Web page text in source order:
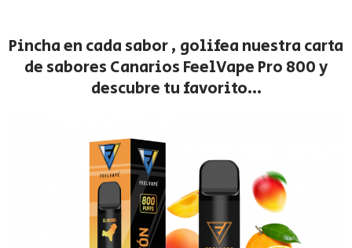
Pincha en cada sabor , golifea nuestra carta
de sabores Canarios FeelVape Pro 800 y
descubre tu favorito...